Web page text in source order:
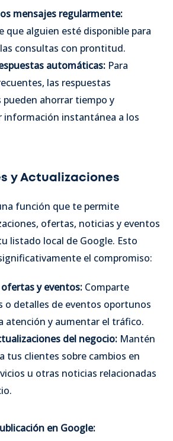
mensajes regularmente:
que alguien esté disponible para
consultas con prontitud.
automáticas: Para
las respuestas
ahorrar tiempo y
información instantánea a los
y Actualizaciones
función que te permite
ofertas, noticias y eventos
listado local de Google. Esto
el compromiso:
y eventos: Comparte
o detalles de eventos oportunos
atención y aumentar el tráfico.
del negocio: Mantén
tus clientes sobre cambios en
u otras noticias relacionadas
en Google: